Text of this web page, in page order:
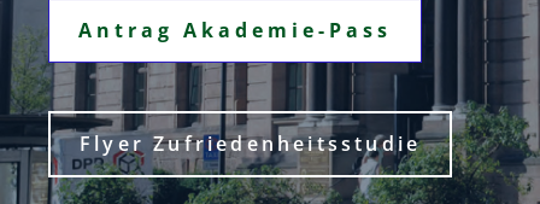
Antrag Akademie-Pass
Flyer Zufriedenheitsstudie